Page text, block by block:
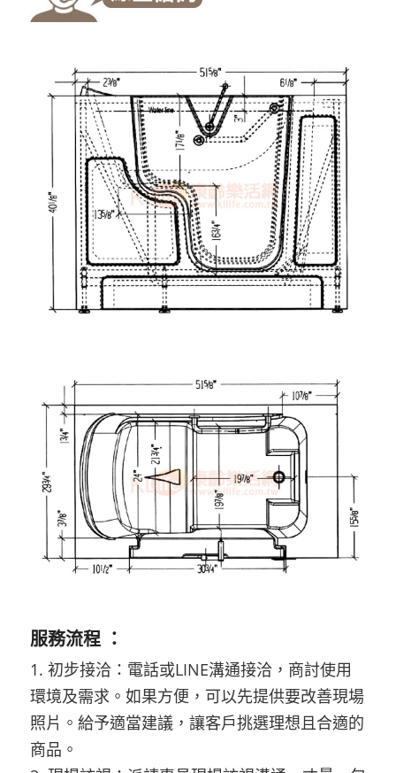
服務流程 ：
1. 初步接洽：電話或LINE溝通接洽，商討使用
環境及需求。如果方便，可以先提供要改善現場
照片。給予適當建議，讓客戶挑選理想且合適的
商品。